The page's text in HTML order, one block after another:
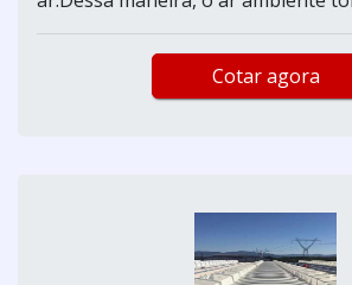
Cotar agora